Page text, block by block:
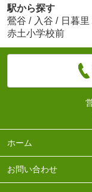
駅から探す
鶯谷 / 入谷 / 日暮里
赤土小学校前
ホーム
お問い合わせ